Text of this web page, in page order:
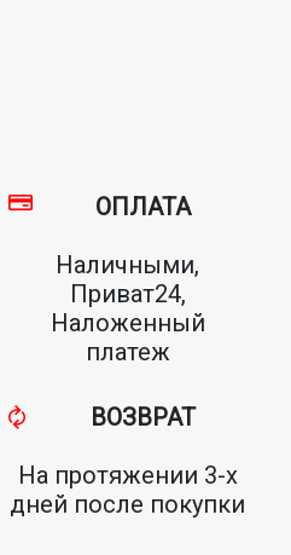
ОПЛАТА
Наличными,
Приват24,
Наложенный
платеж
ВОЗВРАТ
На протяжении 3-х
дней после покупки